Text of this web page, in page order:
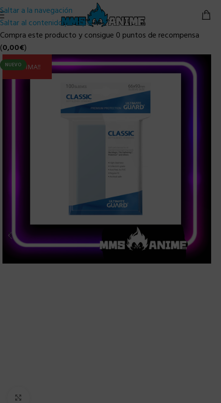
Saltar a la navegación
Saltar al contenido principal
Compra este producto y consigue 0 puntos de recompensa
(0,00€)
NUEVOULTIMA!!